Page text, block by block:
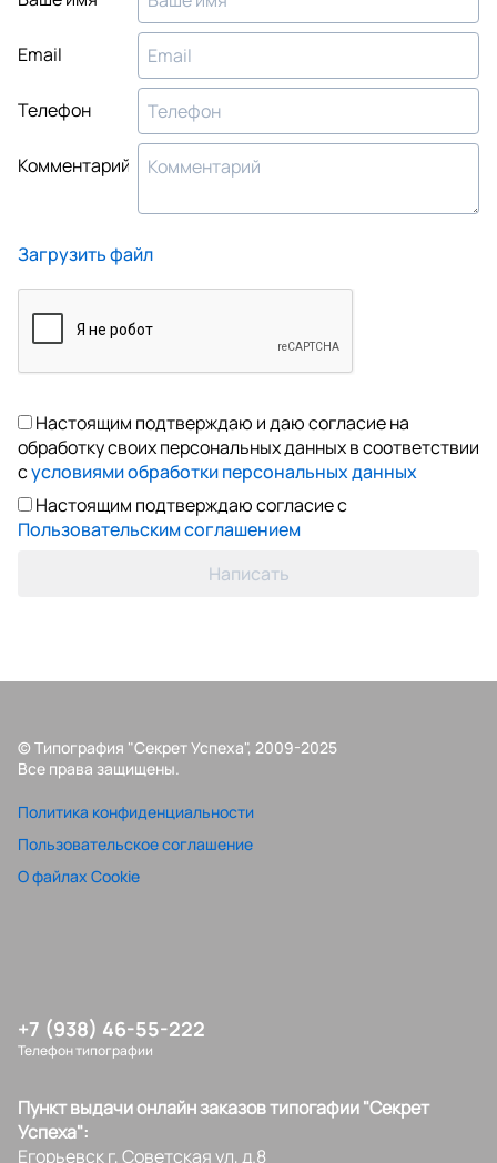
Email
Телефон
Комментарий
Загрузить файл
Настоящим подтверждаю и даю согласие на
обработку своих персональных данных в соответствии
сусловиями обработки персональных данных
Настоящим подтверждаю согласие с
Пользовательским соглашением
Написать
© Типография "Секрет Успеха", 2009-2025
Все права защищены.
Политика конфиденциальности
Пользовательское соглашение
О файлах Cookie
+7 (938) 46-55-222
Телефон типографии
Пункт выдачи онлайн заказов типогафии "Секрет
Успеха":
Егорьевск г, Советская ул, д.8